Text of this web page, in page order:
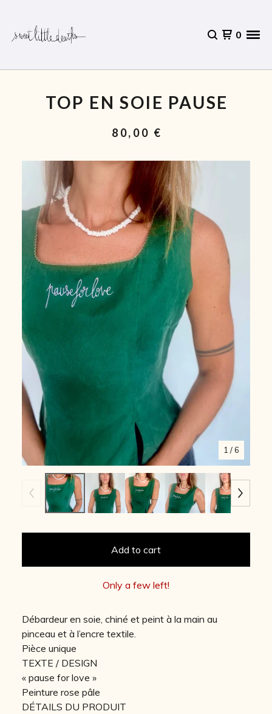
0
TOP EN SOIE PAUSE
80,00 €
1 / 6
Add to cart
Only a few left!
Débardeur en soie, chiné et peint à la main au
pinceau et à l’encre textile.
Pièce unique
TEXTE / DESIGN
« pause for love »
Peinture rose pâle
DÉTAILS DU PRODUIT